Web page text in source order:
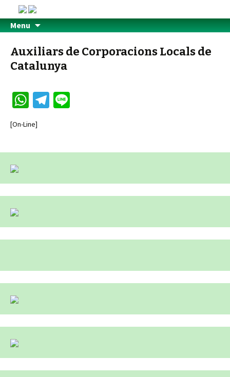
Menu
Auxiliars de Corporacions Locals de
Catalunya
W
h
at
sA
p
Te
a
[On-Line]